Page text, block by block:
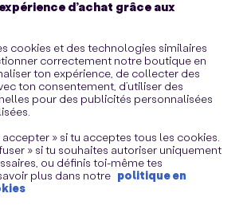
d’achat grâce aux
cookies et des technologies similaires
correctement notre boutique en
ton expérience, de collecter des
ton consentement, d’utiliser des
pour des publicités personnalisées
accepter » si tu acceptes tous les cookies.
» si tu souhaites autoriser uniquement
ou définis toi-même tes
plus dans notre politique en